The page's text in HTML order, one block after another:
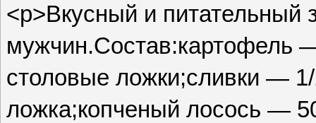
<p>Вкусный и питательный
мужчин.Состав:картофель
столовые ложки;сливки —
ложка;копченый лосось —